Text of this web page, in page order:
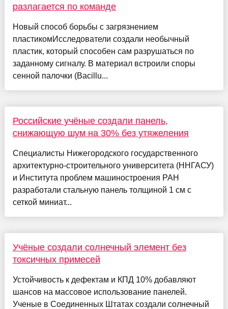
разлагается по команде
Новый способ борьбы с загрязнением
пластикомИсследователи создали необычный
пластик, который способен сам разрушаться по
заданному сигналу. В материал встроили споры
сенной палочки (Bacillu...
Российские учёные создали панель,
снижающую шум на 30% без утяжеления
Специалисты Нижегородского государственного
архитектурно-строительного университета (ННГАСУ)
и Института проблем машиностроения РАН
разработали стальную панель толщиной 1 см с
сеткой миниат...
Учёные создали солнечный элемент без
токсичных примесей
Устойчивость к дефектам и КПД 10% добавляют
шансов на массовое использование панелей.
Ученые в Соединенных Штатах создали солнечный